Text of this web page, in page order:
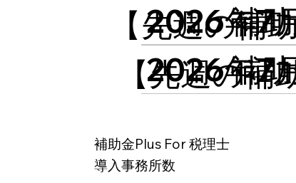
補
2026年7
【先週の
補
2026年7
【先週の
補助金Plus For 税理士
導入事務所数